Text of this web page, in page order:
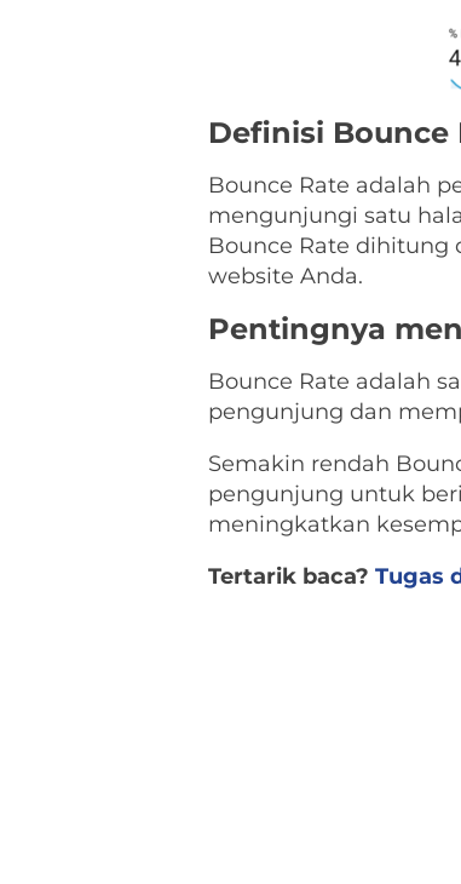
Definisi Bounce
Bounce Rate adalah
mengunjungi satu
Bounce Rate
website Anda.
Pentingnya
Bounce Rate adalah
pengunjung dan
Semakin rendah
pengunjung untuk
meningkatkan
Tertarik baca? Tugas